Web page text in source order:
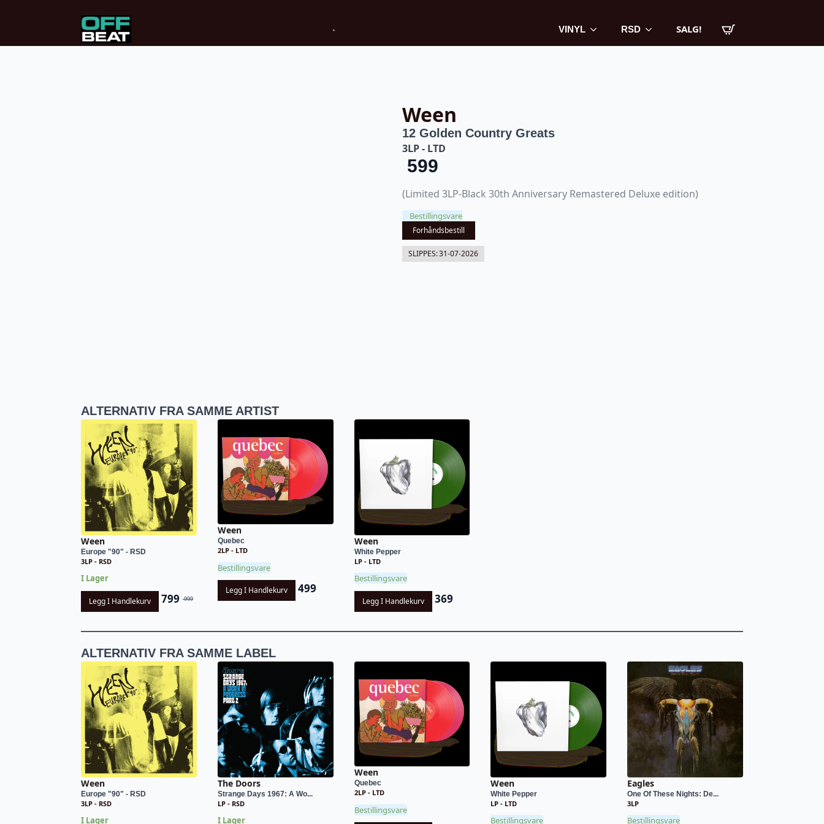
VINYL RSD SALG!
Ween
12 Golden Country Greats
3LP - LTD
599
(Limited 3LP-Black 30th Anniversary Remastered Deluxe edition)
Bestillingsvare
Forhåndsbestill
SLIPPES:31-07-2026
ALTERNATIV FRA SAMME ARTIST
Ween
Europe "90" - RSD
3LP - RSD
I Lager
Legg I Handlekurv 999
Opprinnelig
pris
var:
799
Nåværende
pris
er:
Ween
Quebec
2LP - LTD
Bestillingsvare
Legg I Handlekurv 499
Ween
White Pepper
LP - LTD
Bestillingsvare
Legg I Handlekurv 369
ALTERNATIV FRA SAMME LABEL
Ween
Europe "90" - RSD
3LP - RSD
I Lager
The Doors
Strange Days 1967: A Wo...
LP - RSD
I Lager
Ween
Quebec
2LP - LTD
Bestillingsvare
Ween
White Pepper
LP - LTD
Bestillingsvare
Eagles
One Of These Nights: De...
3LP
Bestillingsvare